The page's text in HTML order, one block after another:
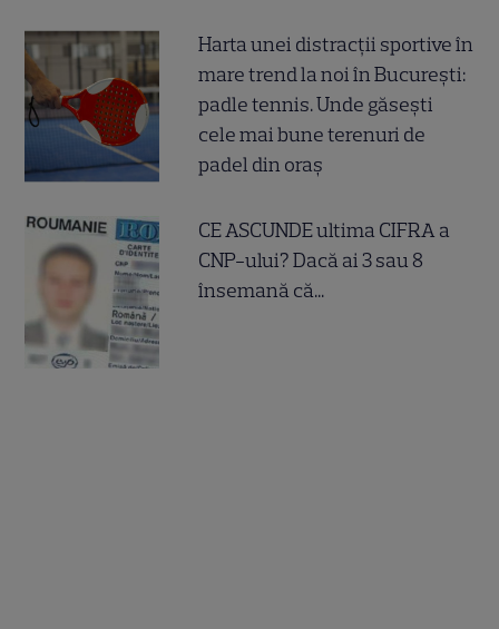
Harta unei distracții sportive în
mare trend la noi în București:
padle tennis. Unde găsești
cele mai bune terenuri de
padel din oraș
CE ASCUNDE ultima CIFRA a
CNP-ului? Dacă ai 3 sau 8
însemană că...